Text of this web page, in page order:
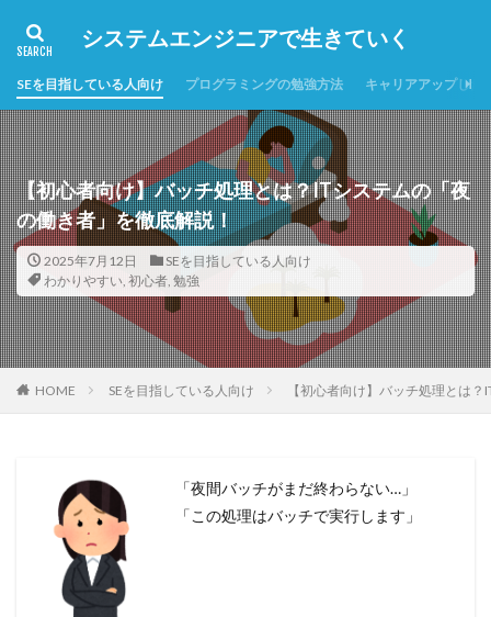
システムエンジニアで生きていく
SEを目指している人向け プログラミングの勉強方法 キャリアアップした
【初心者向け】バッチ処理とは？ITシステムの「夜
の働き者」を徹底解説！
2025年7月12日
SEを目指している人向け
わかりやすい, 初心者, 勉強
HOME SEを目指している人向け 【初心者向け】バッチ処理とは
「夜間バッチがまだ終わらない…」
「この処理はバッチで実行します」